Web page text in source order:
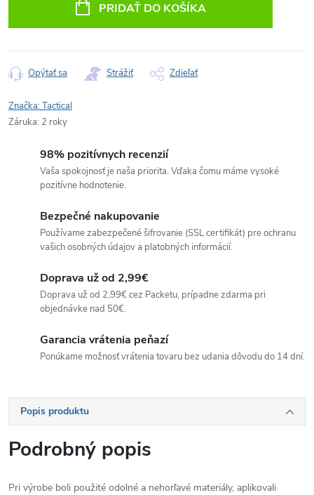
PRIDAŤ DO KOŠÍKA
Opýtať sa Strážiť Zdieľať
Značka:Tactical
Záruka: 2 roky
98% pozitívnych recenzií
Vaša spokojnosť je naša priorita. Vďaka čomu máme vysoké
pozitívne hodnotenie.
Bezpečné nakupovanie
Používame zabezpečené šifrovanie (SSL certifikát) pre ochranu
vašich osobných údajov a platobných informácií.
Doprava už od 2,99€
Doprava už od 2,99€ cez Packetu, prípadne zdarma pri
objednávke nad 50€.
Garancia vrátenia peňazí
Ponúkame možnosť vrátenia tovaru bez udania dôvodu do 14 dní.
Popis produktu
Podrobný popis
Pri výrobe boli použité odolné a nehorľavé materiály, aplikovali